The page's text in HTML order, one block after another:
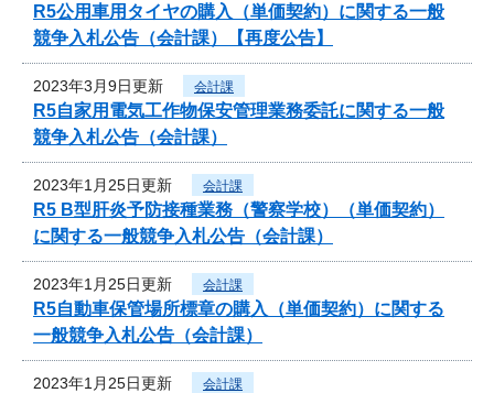
R5公用車用タイヤの購入（単価契約）に関する一般
競争入札公告（会計課）【再度公告】
2023年3月9日更新 会計課
R5自家用電気工作物保安管理業務委託に関する一般
競争入札公告（会計課）
2023年1月25日更新 会計課
R5 B型肝炎予防接種業務（警察学校）（単価契約）
に関する一般競争入札公告（会計課）
2023年1月25日更新 会計課
R5自動車保管場所標章の購入（単価契約）に関する
一般競争入札公告（会計課）
2023年1月25日更新 会計課